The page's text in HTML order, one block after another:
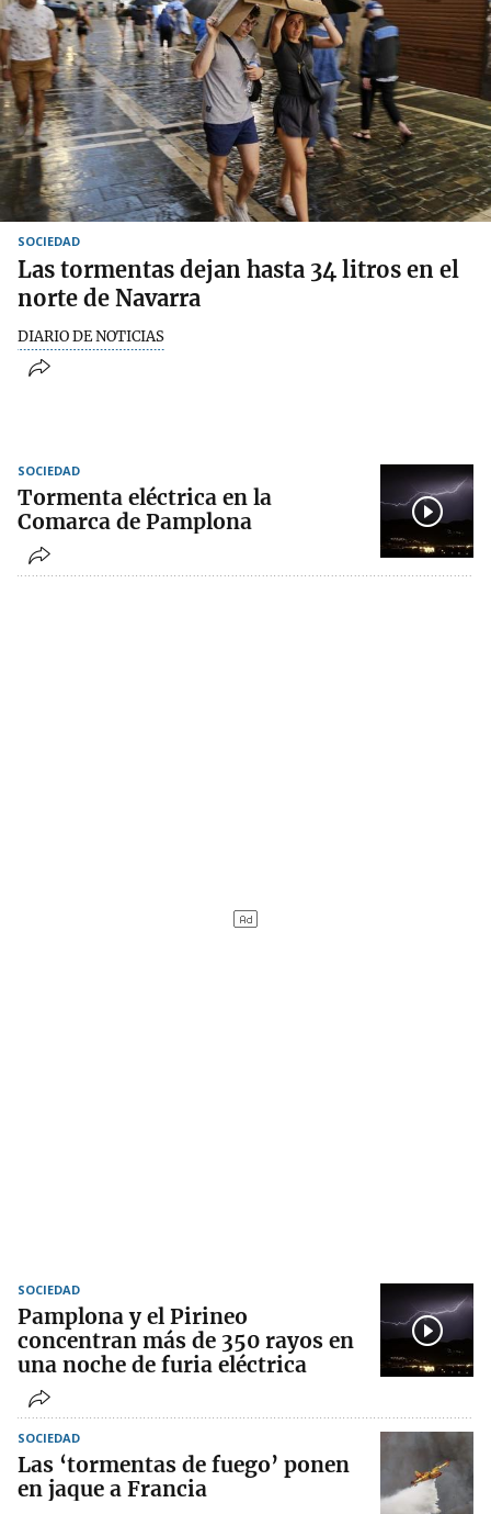
SOCIEDAD
Las tormentas dejan hasta 34 litros en el
norte de Navarra
DIARIO DE NOTICIAS
SOCIEDAD
Tormenta eléctrica en la
Comarca de Pamplona
SOCIEDAD
Pamplona y el Pirineo
concentran más de 350 rayos en
una noche de furia eléctrica
SOCIEDAD
Las ‘tormentas de fuego’ ponen
en jaque a Francia